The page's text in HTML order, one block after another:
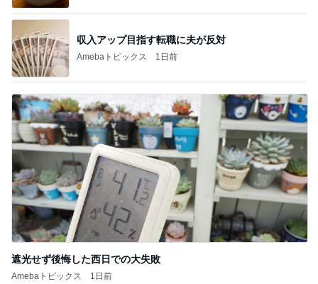
収入アップ目指す転職に夫が反対
Amebaトピックス 1日前
遮光せず後悔した西日での大失敗
Amebaトピックス 1日前